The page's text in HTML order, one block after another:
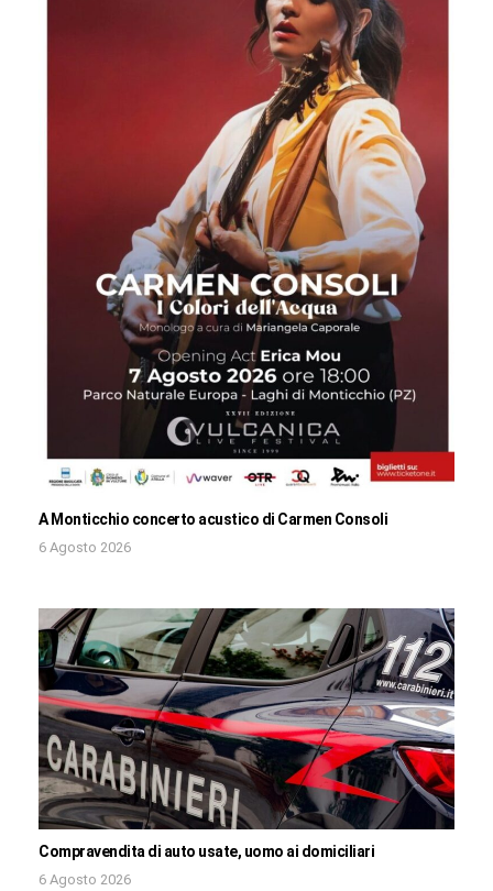
A Monticchio concerto acustico di Carmen Consoli
6 Agosto 2026
Compravendita di auto usate, uomo ai domiciliari
6 Agosto 2026